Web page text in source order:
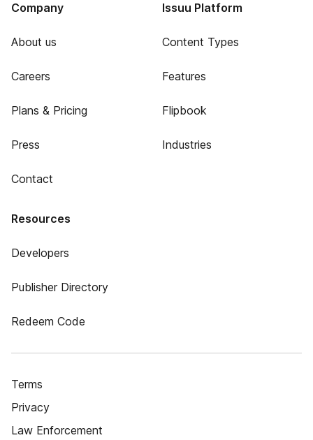
Company
About us
Careers
Plans & Pricing
Press
Contact
Issuu Platform
Content Types
Features
Flipbook
Industries
Resources
Developers
Publisher Directory
Redeem Code
Terms
Privacy
Law Enforcement